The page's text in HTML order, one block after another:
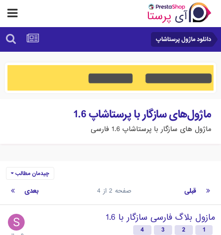
دانلود ماژول پرستاشاپ
ماژول‌های سازگار با پرستاشاپ 1.6
ماژول های سازگار با پرستاشاپ 1.6 فارسی
چیدمان مطالب
قبلی بعدی صفحه 2 از 4
مازول بلاگ فارسی سازگار با 1.6
1
2
3
4